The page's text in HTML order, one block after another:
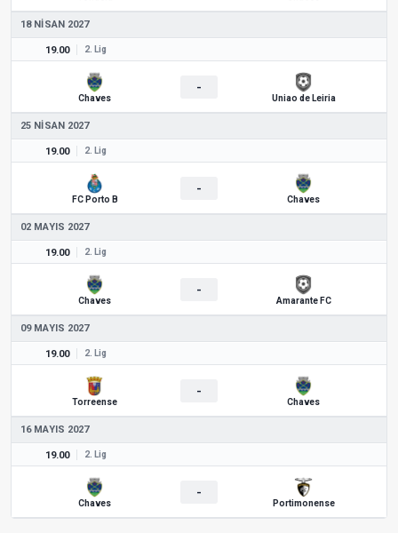
18 NISAN 2027
19.00 2. Lig
Chaves
-
Uniao de Leiria
25 NISAN 2027
19.00 2. Lig
FC Porto B
-
Chaves
02 MAYIS 2027
19.00 2. Lig
Chaves
-
Amarante FC
09 MAYIS 2027
19.00 2. Lig
Torreense
-
Chaves
16 MAYIS 2027
19.00 2. Lig
Chaves
-
Portimonense